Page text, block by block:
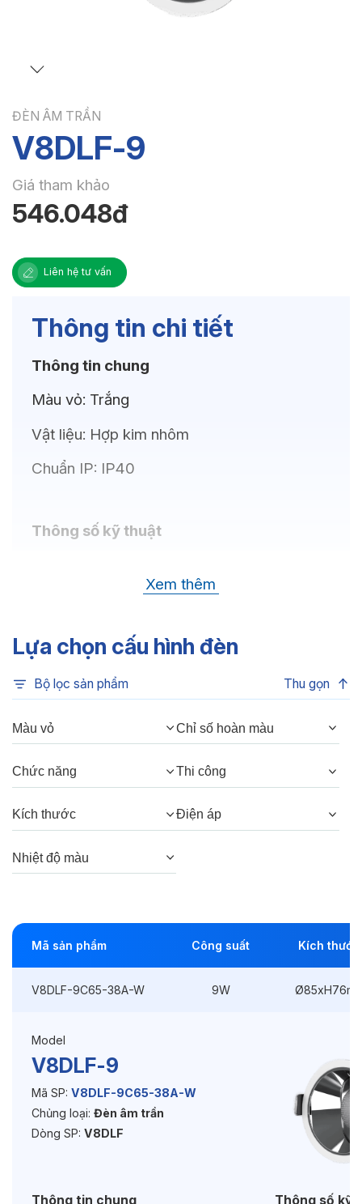
ĐÈN ÂM TRẦN
V8DLF-9
Giá tham khảo
546.048đ
Liên hệ tư vấn
Thông tin chi tiết
Thông tin chung
Màu vỏ: Trắng
Vật liệu: Hợp kim nhôm
Chuẩn IP: IP40
Thông số kỹ thuật
6500K, 4000K, 3500K,
Chỉ số hoàn màu: CRI80, CRI90
Quang thông:990lm(C), 990lm(N),
Thông số Điện & Lắp đặt
Công suất:
Thi công:Ø75mm
Điện áp:220VAC, 50Hz
Độ bền & tùy chọn mở rộng
Bảo hành:3 năm
Xem thêm
Lựa chọn cấu hình đèn
Bộ lọc sản phẩm Thu gọn
Màu vỏ Chỉ số hoàn màu
Chức năng Thi công
Kích thước Điện áp
Nhiệt độ màu
Mã sản phẩm Công suất Kích thước
V8DLF-9C65-38A-W 9W
Model
V8DLF-9
Mã SP: V8DLF-9C65-38A-W
Chủng loại: Đèn âm trần
Dòng SP: V8DLF
Thông tin chung Thông số kỹ